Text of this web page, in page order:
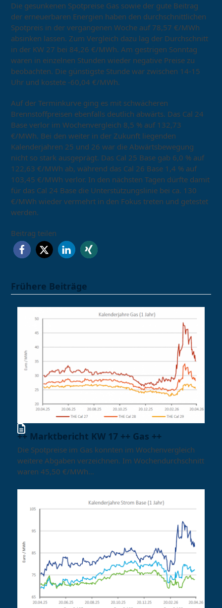
Die gesunkenen Spotpreise Gas sowie der gute Beitrag
der erneuerbaren Energien haben den durchschnittlichen
Spotpreis in der vergangenen Woche auf 78,57 €/MWh
absinken lassen. Zum Vergleich dazu lag der Durchschnitt
in der KW 27 bei 84,26 €/MWh. Am gestrigen Sonntag
waren in einzelnen Stunden wieder negative Preise zu
beobachten. Die günstigste Stunde war zwischen 14-15
Uhr und kostete -60,04 €/MWh.
Auf der Terminkurve ging es mit schwächeren
Brennstoffpreisen ebenfalls deutlich abwärts. Das Cal 24
Base verlor im Wochenvergleich 8,5 % auf 132,73
€/MWh. Bei den weiter in der Zukunft liegenden
Kalenderjahren 25 und 26 war die Abwärtsbewegung
nicht so stark ausgeprägt. Das Cal 25 Base gab 6,0 % auf
122,63 €/MWh ab, während das Cal 26 Base 1,4 % auf
103,45 €/MWh verlor. In den nächsten Tagen dürfte damit
für das Cal 24 Base die Unterstützungslinie bei ca. 130
€/MWh wieder vermehrt in den Fokus treten und getestet
werden.
Beitrag teilen
Frühere Beiträge
++ Marktbericht KW 17 ++ Gas ++
Die Spotpreise im Gas konnten im Wochenvergleich
weitere Abgaben verzeichnen. Im Wochendurchschnitt
waren 45,50 €/MWh…